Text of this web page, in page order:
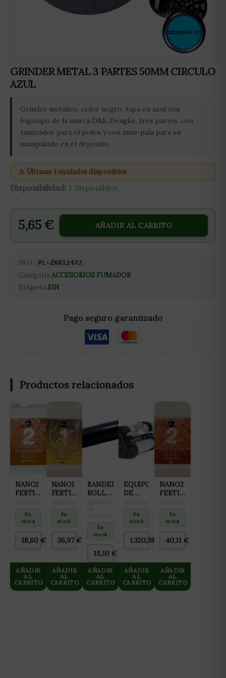
GRINDER METAL 3 PARTES 50MM CIRCULO
AZUL
Grinder metálico, color negro, tapa en azul con
logotipo de la marca D&K Dengke, tres partes, con
tamizador para el polen y con mini-pala para su
manipulado en el deposito.
⚠ Últimas 1 unidades disponibles
Disponibilidad: 1 disponibles
5,65 € AÑADIR AL CARRITO
SKU: PL-ZK012472
Categoría:ACCESORIOS FUMADOR
Etiqueta:SIN
Pago seguro garantizado
Productos relacionados
NANO2
FERTILIZANTE
ONE
(FLORACIÓN
FINALIZACIÓN)
2L
En
stock
18,60 €
AÑADIR
AL
CARRITO
NANO1
FERTILIZANTE
ONE
(CRECIMIENTO
PREFLORACIÓN)
10L
En
stock
36,97€
AÑADIR
AL
CARRITO
BANDEJA
ROLL
En
stock
15,10€
AÑADIR
AL
CARRITO
EQUIPO
DE
INVERSA
GROWMAX
L/DIA
HASTA
En
stock
1.320,38
AÑADIR
AL
CARRITO
NANO2
FERTILIZANTE
ONE
(FLORACIÓN
FINALIZACIÓN)
10L
En
stock
40,11€
AÑADIR
AL
CARRITO